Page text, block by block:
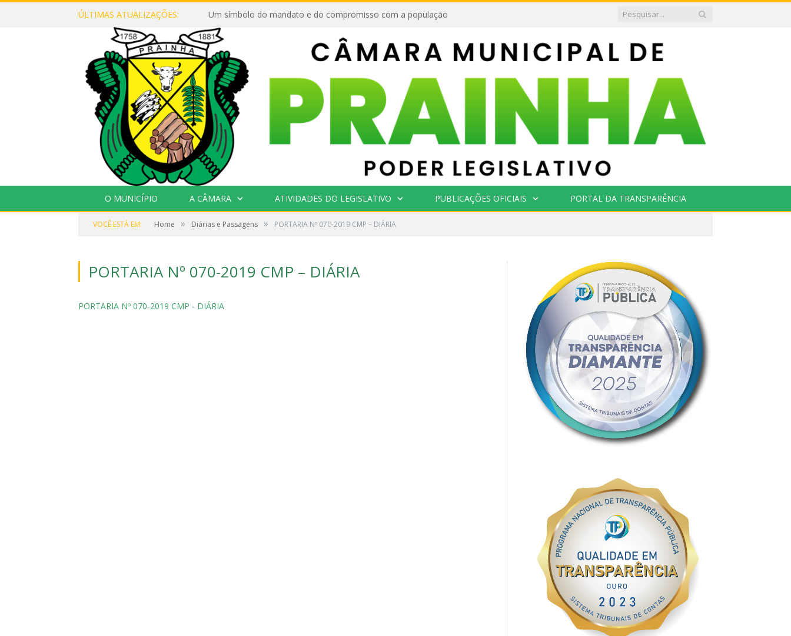
ÚLTIMAS ATUALIZAÇÕES: Um símbolo do mandato e do compromisso com a população
O MUNICÍPIO A CÂMARA ATIVIDADES DO LEGISLATIVO PUBLICAÇÕES OFICIAIS PORTAL DA TRANSPARÊNCIA
VOCÊ ESTÁ EM: Home » Diárias e Passagens » PORTARIA Nº 070-2019 CMP – DIÁRIA
PORTARIA Nº 070-2019 CMP – DIÁRIA
PORTARIA Nº 070-2019 CMP - DIÁRIA